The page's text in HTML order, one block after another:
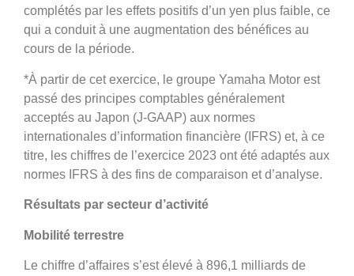
complétés par les effets positifs d’un yen plus faible, ce
qui a conduit à une augmentation des bénéfices au
cours de la période.
*À partir de cet exercice, le groupe Yamaha Motor est
passé des principes comptables généralement
acceptés au Japon (J-GAAP) aux normes
internationales d’information financière (IFRS) et, à ce
titre, les chiffres de l’exercice 2023 ont été adaptés aux
normes IFRS à des fins de comparaison et d’analyse.
Résultats par secteur d’activité
Mobilité terrestre
Le chiffre d’affaires s’est élevé à 896,1 milliards de